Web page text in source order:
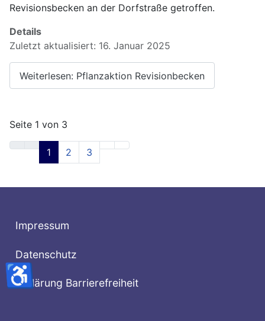
Revisionsbecken an der Dorfstraße getroffen.
Details
Zuletzt aktualisiert: 16. Januar 2025
Weiterlesen: Pflanzaktion Revisionbecken
Seite 1 von 3
1 2 3
Impressum
Datenschutz
Erklärung Barrierefreiheit